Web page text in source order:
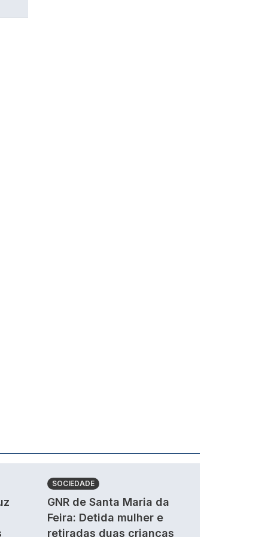
SOCIEDADE
GNR de Santa Maria da
Feira: Detida mulher e
retiradas duas crianças